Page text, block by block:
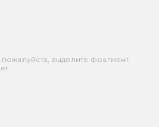
выделите фрагмент